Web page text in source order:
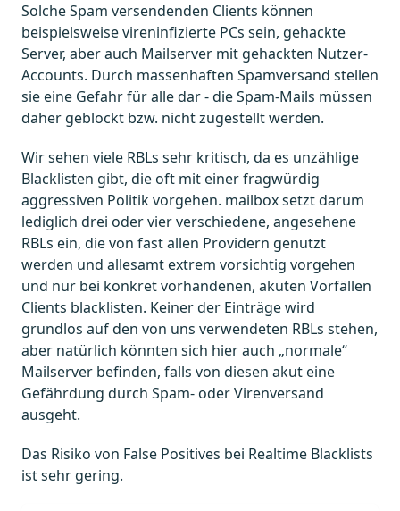
Solche Spam versendenden Clients können
beispielsweise vireninfizierte PCs sein, gehackte
Server, aber auch Mailserver mit gehackten Nutzer-
Accounts. Durch massenhaften Spamversand stellen
sie eine Gefahr für alle dar - die Spam-Mails müssen
daher geblockt bzw. nicht zugestellt werden.
Wir sehen viele RBLs sehr kritisch, da es unzählige
Blacklisten gibt, die oft mit einer fragwürdig
aggressiven Politik vorgehen. mailbox setzt darum
lediglich drei oder vier verschiedene, angesehene
RBLs ein, die von fast allen Providern genutzt
werden und allesamt extrem vorsichtig vorgehen
und nur bei konkret vorhandenen, akuten Vorfällen
Clients blacklisten. Keiner der Einträge wird
grundlos auf den von uns verwendeten RBLs stehen,
aber natürlich könnten sich hier auch „normale“
Mailserver befinden, falls von diesen akut eine
Gefährdung durch Spam- oder Virenversand
ausgeht.
Das Risiko von False Positives bei Realtime Blacklists
ist sehr gering.